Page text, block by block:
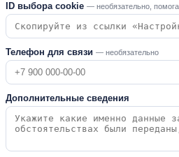
ID выбора cookie — необязательно,
Телефон для связи — необязательно
Дополнительные сведения